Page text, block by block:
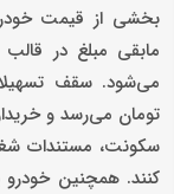
بخشی از قیمت
مابقی مبلغ در
تومان می‌رسد و
سکونت، مستندات
کنند. همچنین خودرو